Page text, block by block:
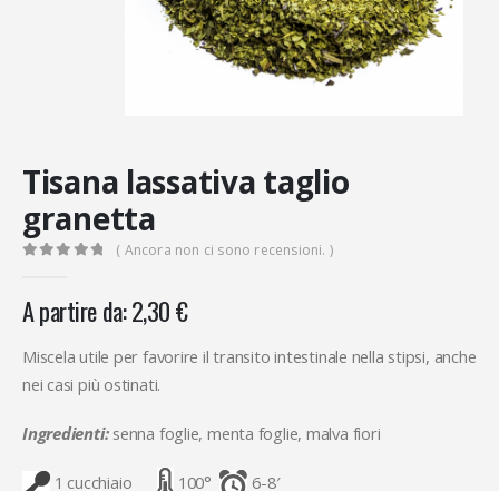
Tisana lassativa taglio
granetta
( Ancora non ci sono recensioni. )
A partire da:2,30€
Miscela utile per favorire il transito intestinale nella stipsi, anche
nei casi più ostinati.
Ingredienti: senna foglie, menta foglie, malva fiori
1 cucchiaio 100° 6-8′